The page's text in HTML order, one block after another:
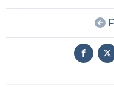
avec un
indique à l’aide d’un
différence de
habitation et
tirer de propriétés